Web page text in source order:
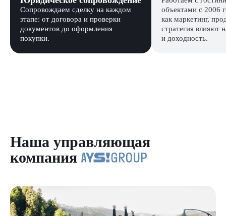
Сопровождаем сделку на каждом
этапе: от договора и проверки
документов до оформления
покупки.
объектами с 2006
как маркетинг,
стратегия влияют
и доходность.
Наша управляющая
компания